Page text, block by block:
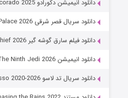
قسمت۱۴ (زیرنویس)
دانلود انیمیشن دکورادو Decorado 2025
دانلود سریال قصر شرقی The East Palace 2026
دانلود فیلم سارق گوشه گیر The Isolate Thief 2026
دانلود انیمیشن Star Wars: The Ninth Jedi 2026
دانلود سریال تد لاسو Ted Lasso 2020-2026